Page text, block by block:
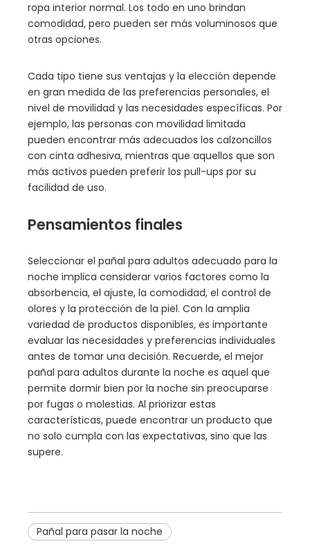
ropa interior normal. Los todo en uno brindan
comodidad, pero pueden ser más voluminosos que
otras opciones.
Cada tipo tiene sus ventajas y la elección depende
en gran medida de las preferencias personales, el
nivel de movilidad y las necesidades específicas. Por
ejemplo, las personas con movilidad limitada
pueden encontrar más adecuados los calzoncillos
con cinta adhesiva, mientras que aquellos que son
más activos pueden preferir los pull-ups por su
facilidad de uso.
Pensamientos finales
Seleccionar el pañal para adultos adecuado para la
noche implica considerar varios factores como la
absorbencia, el ajuste, la comodidad, el control de
olores y la protección de la piel. Con la amplia
variedad de productos disponibles, es importante
evaluar las necesidades y preferencias individuales
antes de tomar una decisión. Recuerde, el mejor
pañal para adultos durante la noche es aquel que
permite dormir bien por la noche sin preocuparse
por fugas o molestias. Al priorizar estas
características, puede encontrar un producto que
no solo cumpla con las expectativas, sino que las
supere.
Pañal para pasar la noche